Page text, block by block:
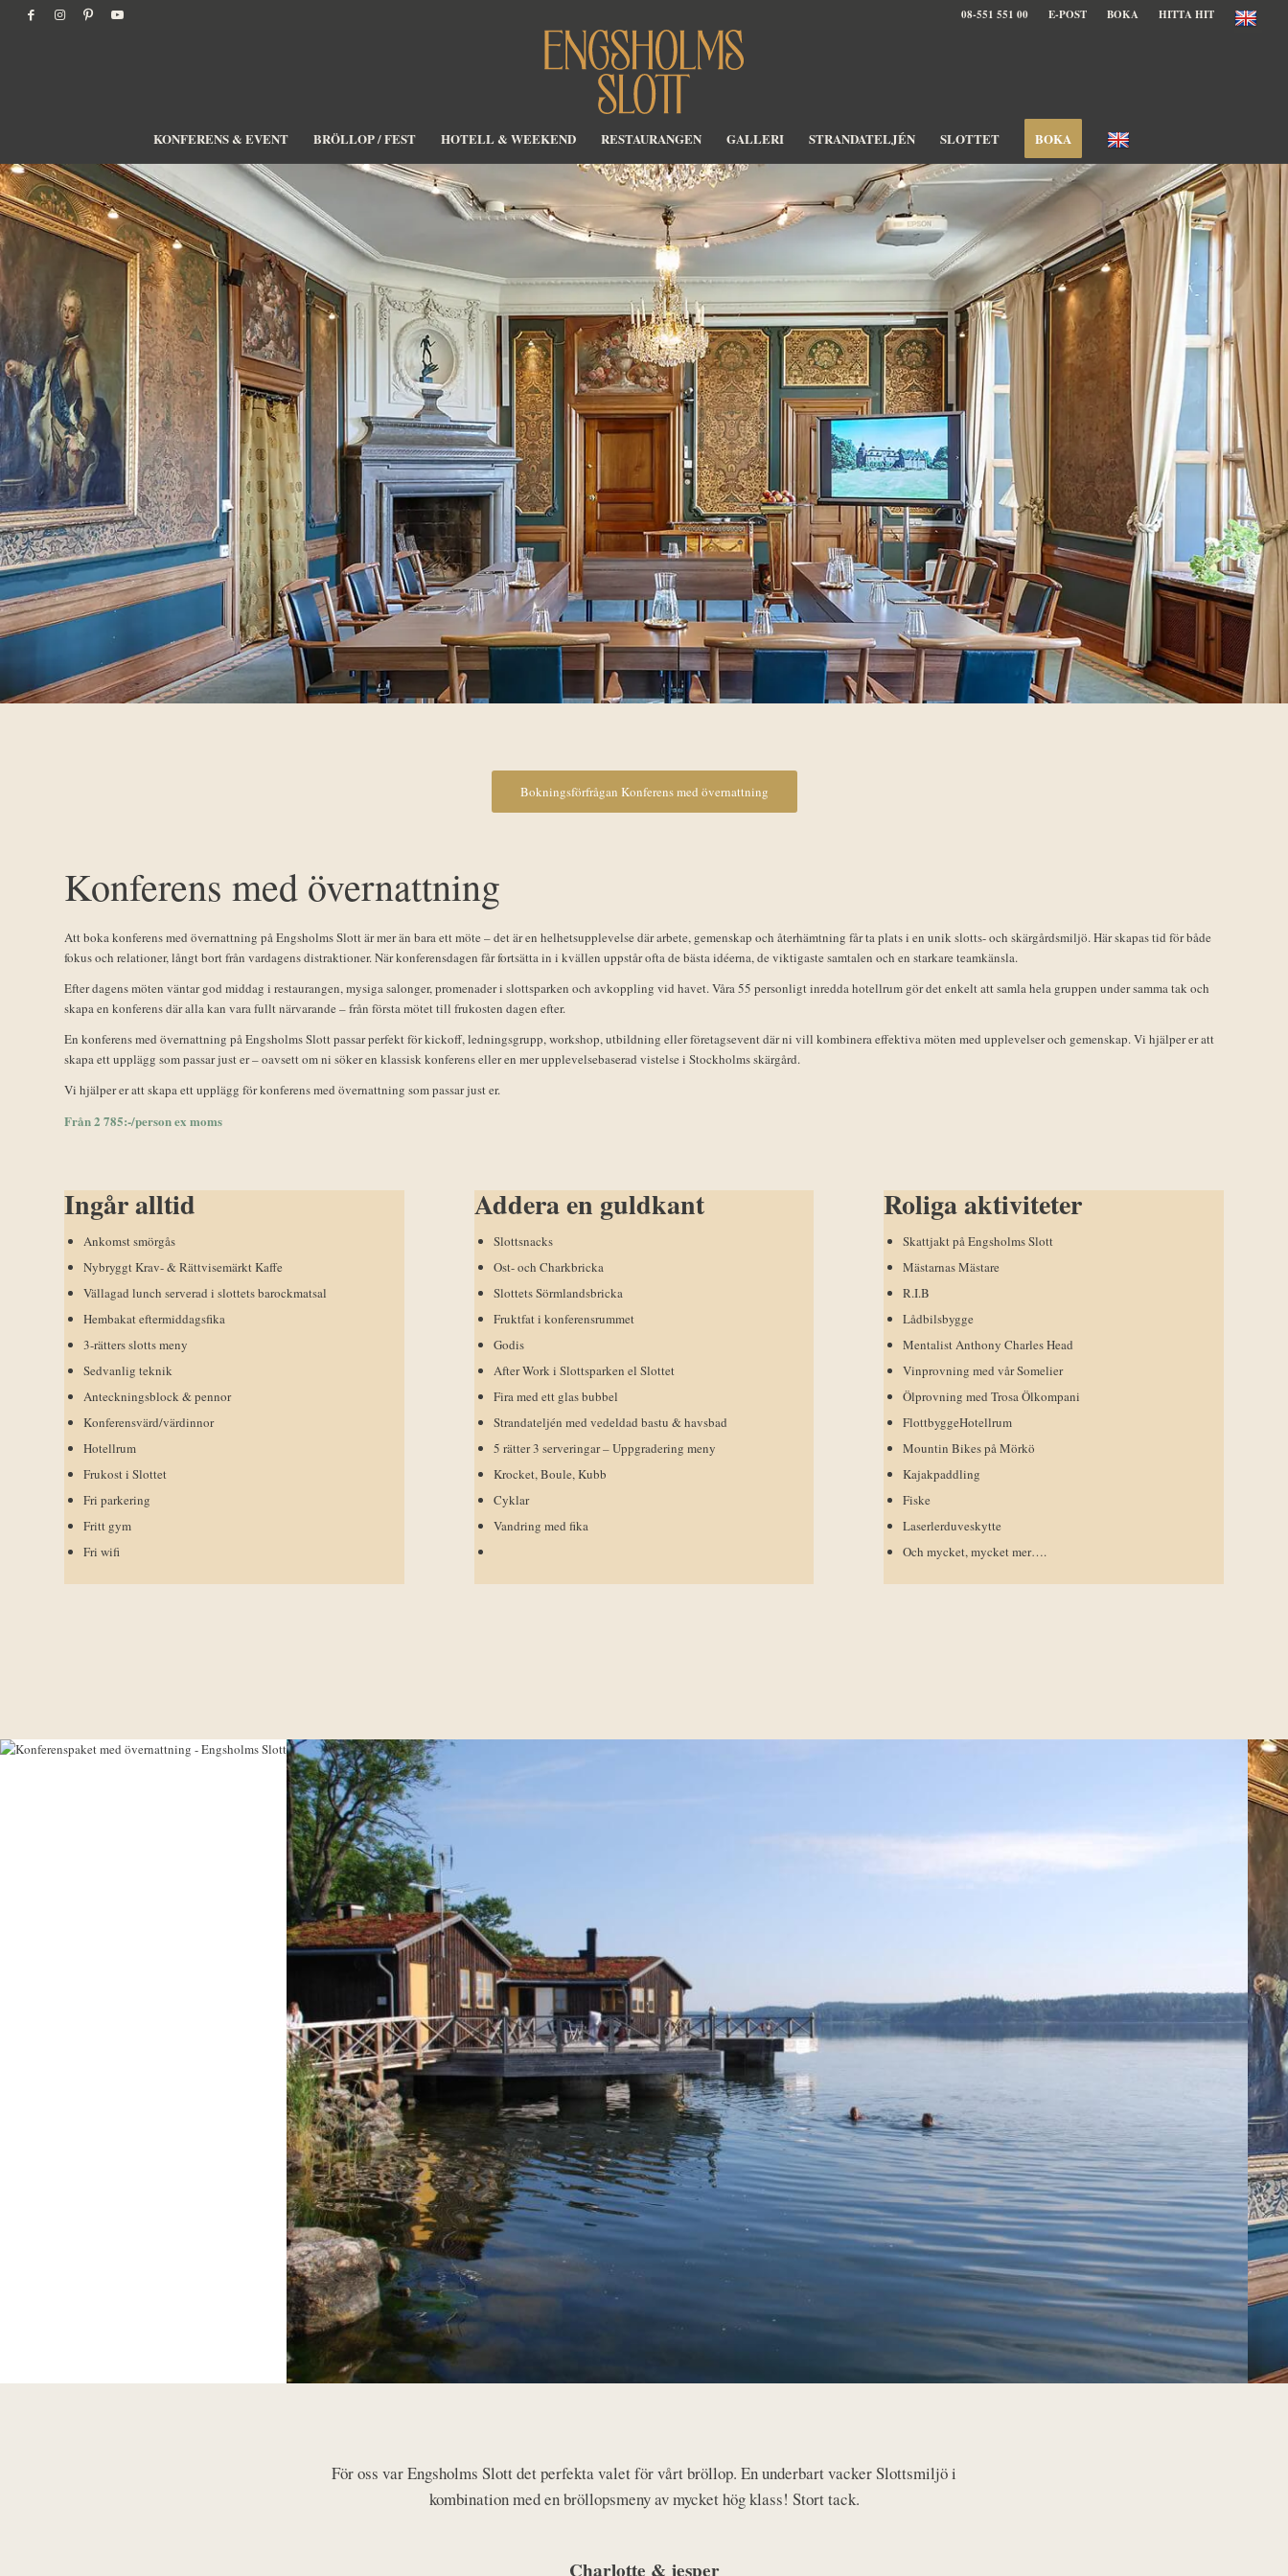
08-551 551 00 E-POST BOKA HITTA HIT
KONFERENS & EVENT BRÖLLOP / FEST HOTELL & WEEKEND RESTAURANGEN GALLERI STRANDATELJÉN SLOTTET BOKA
Bokningsförfrågan Konferens med övernattning
Konferens med övernattning
Att boka konferens med övernattning på Engsholms Slott är mer än bara ett möte – det är en helhetsupplevelse där arbete, gemenskap och återhämtning får ta plats i en unik slotts- och skärgårdsmiljö. Här skapas tid för både
fokus och relationer, långt bort från vardagens distraktioner. När konferensdagen får fortsätta in i kvällen uppstår ofta de bästa idéerna, de viktigaste samtalen och en starkare teamkänsla.
Efter dagens möten väntar god middag i restaurangen, mysiga salonger, promenader i slottsparken och avkoppling vid havet. Våra 55 personligt inredda hotellrum gör det enkelt att samla hela gruppen under samma tak och
skapa en konferens där alla kan vara fullt närvarande – från första mötet till frukosten dagen efter.
En konferens med övernattning på Engsholms Slott passar perfekt för kickoff, ledningsgrupp, workshop, utbildning eller företagsevent där ni vill kombinera effektiva möten med upplevelser och gemenskap. Vi hjälper er att
skapa ett upplägg som passar just er – oavsett om ni söker en klassisk konferens eller en mer upplevelsebaserad vistelse i Stockholms skärgård.
Vi hjälper er att skapa ett upplägg för konferens med övernattning som passar just er.
Från 2 785:-/person ex moms
Ingår alltid
Ankomst smörgås
Nybryggt Krav- & Rättvisemärkt Kaffe
Vällagad lunch serverad i slottets barockmatsal
Hembakat eftermiddagsfika
3-rätters slotts meny
Sedvanlig teknik
Anteckningsblock & pennor
Konferensvärd/värdinnor
Hotellrum
Frukost i Slottet
Fri parkering
Fritt gym
Fri wifi
Addera en guldkant
Slottsnacks
Ost- och Charkbricka
Slottets Sörmlandsbricka
Fruktfat i konferensrummet
Godis
After Work i Slottsparken el Slottet
Fira med ett glas bubbel
Strandateljén med vedeldad bastu & havsbad
5 rätter 3 serveringar – Uppgradering meny
Krocket, Boule, Kubb
Cyklar
Vandring med fika
Roliga aktiviteter
Skattjakt på Engsholms Slott
Mästarnas Mästare
R.I.B
Lådbilsbygge
Mentalist Anthony Charles Head
Vinprovning med vår Somelier
Ölprovning med Trosa Ölkompani
FlottbyggeHotellrum
Mountin Bikes på Mörkö
Kajakpaddling
Fiske
Laserlerduveskytte
Och mycket, mycket mer….
För oss var Engsholms Slott det perfekta valet för vårt bröllop. En underbart vacker Slottsmiljö i
kombination med en bröllopsmeny av mycket hög klass! Stort tack.
Charlotte & jesper